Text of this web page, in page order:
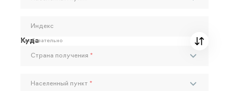
Индекс
Необязательно
Куда
Страна получения *
Населенный пункт *